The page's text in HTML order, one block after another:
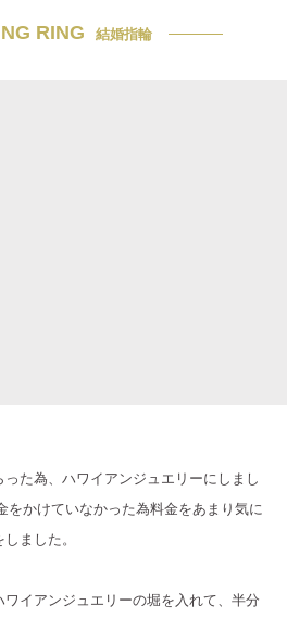
RING 結婚指輪
た為、ハワイアンジュエリーにしまし
をかけていなかった為料金をあまり気に
ました。
イアンジュエリーの堀を入れて、半分